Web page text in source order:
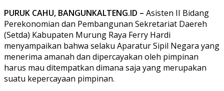
PURUK CAHU, BANGUNKALTENG.ID – Asisten II Bidang
Perekonomian dan Pembangunan Sekretariat Daereh
(Setda) Kabupaten Murung Raya Ferry Hardi
menyampaikan bahwa selaku Aparatur Sipil Negara yang
menerima amanah dan dipercayakan oleh pimpinan
harus mau ditempatkan dimana saja yang merupakan
suatu kepercayaan pimpinan.